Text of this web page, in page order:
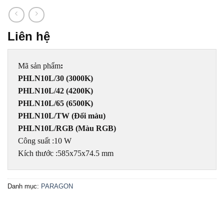
Liên hệ
Mã sản phẩm:
PHLN10L/30 (3000K)
PHLN10L/42 (4200K)
PHLN10L/65 (6500K)
PHLN10L/TW (Đổi màu)
PHLN10L/RGB (Màu RGB)
Công suất :10 W
Kích thước :585x75x74.5 mm
Danh mục: PARAGON